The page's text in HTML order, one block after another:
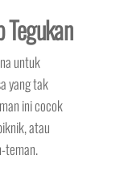
untuk
yang tak
ini cocok
atau
teman.